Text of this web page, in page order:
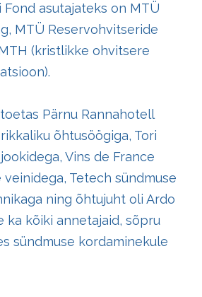
asutajateks on MTÜ
MTÜ Reservohvitseride
(kristlikke ohvitsere
Pärnu Rannahotell
õhtusöögiga, Tori
Vins de France
Tetech sündmuse
ning õhtujuht oli Ardo
ka kõiki annetajaid, sõpru
sündmuse kordaminekule